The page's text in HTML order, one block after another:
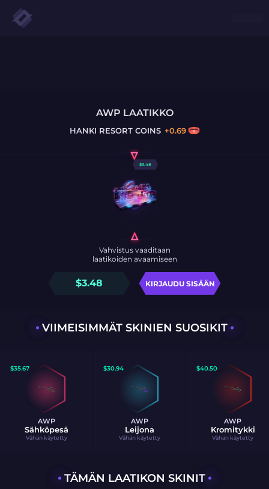
AWP LAATIKKO
HANKI RESORT COINS +0.69
$3.48
$3.48 KIRJAUDU SISÄÄN
Vahvistus vaaditaan
laatikoiden avaamiseen
VIIMEISIMMÄT SKINIEN SUOSIKIT
$35.67
AWP
Sähköpesä
Vähän käytetty
$30.94
AWP
Leijona
Vähän käytetty
$40.50
AWP
Kromitykki
Vähän käytetty
TÄMÄN LAATIKON SKINIT